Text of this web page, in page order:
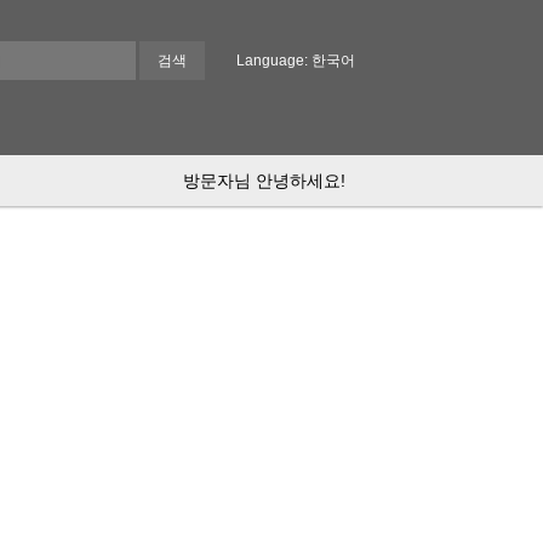
Language: 한국어
방문자님 안녕하세요!